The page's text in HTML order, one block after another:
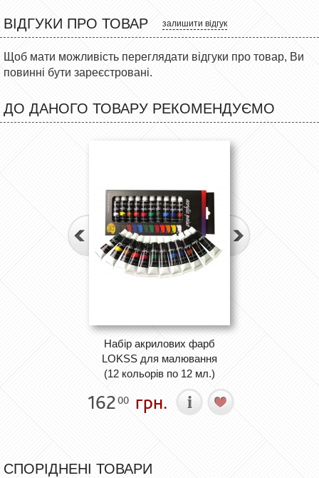
ВІДГУКИ ПРО ТОВАР залишити відгук
Щоб мати можливість переглядати відгуки про товар, Ви
повинні бути зареєстровані.
ДО ДАНОГО ТОВАРУ РЕКОМЕНДУЄМО
Набір акрилових фарб
LOKSS для малювання
(12 кольорів по 12 мл.)
16200 грн.
СПОРІДНЕНІ ТОВАРИ